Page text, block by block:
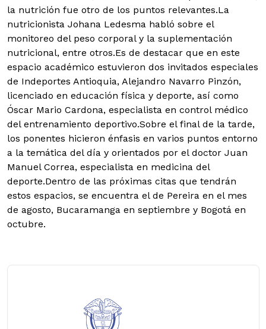
la nutrición fue otro de los puntos relevantes.La
nutricionista Johana Ledesma habló sobre el
monitoreo del peso corporal y la suplementación
nutricional, entre otros.Es de destacar que en este
espacio académico estuvieron dos invitados especiales
de Indeportes Antioquia, Alejandro Navarro Pinzón,
licenciado en educación física y deporte, así como
Óscar Mario Cardona, especialista en control médico
del entrenamiento deportivo.Sobre el final de la tarde,
los ponentes hicieron énfasis en varios puntos entorno
a la temática del día y orientados por el doctor Juan
Manuel Correa, especialista en medicina del
deporte.Dentro de las próximas citas que tendrán
estos espacios, se encuentra el de Pereira en el mes
de agosto, Bucaramanga en septiembre y Bogotá en
octubre.